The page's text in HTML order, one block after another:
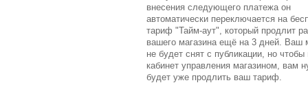
внесения следующего платежа он
автоматически переключается на
тариф "Тайм-аут", который продлит
вашего магазина ещё на 3 дней. Ваш
не будет снят с публикации, но чтобы
кабинет управления магазином, вам
будет уже продлить ваш тариф.